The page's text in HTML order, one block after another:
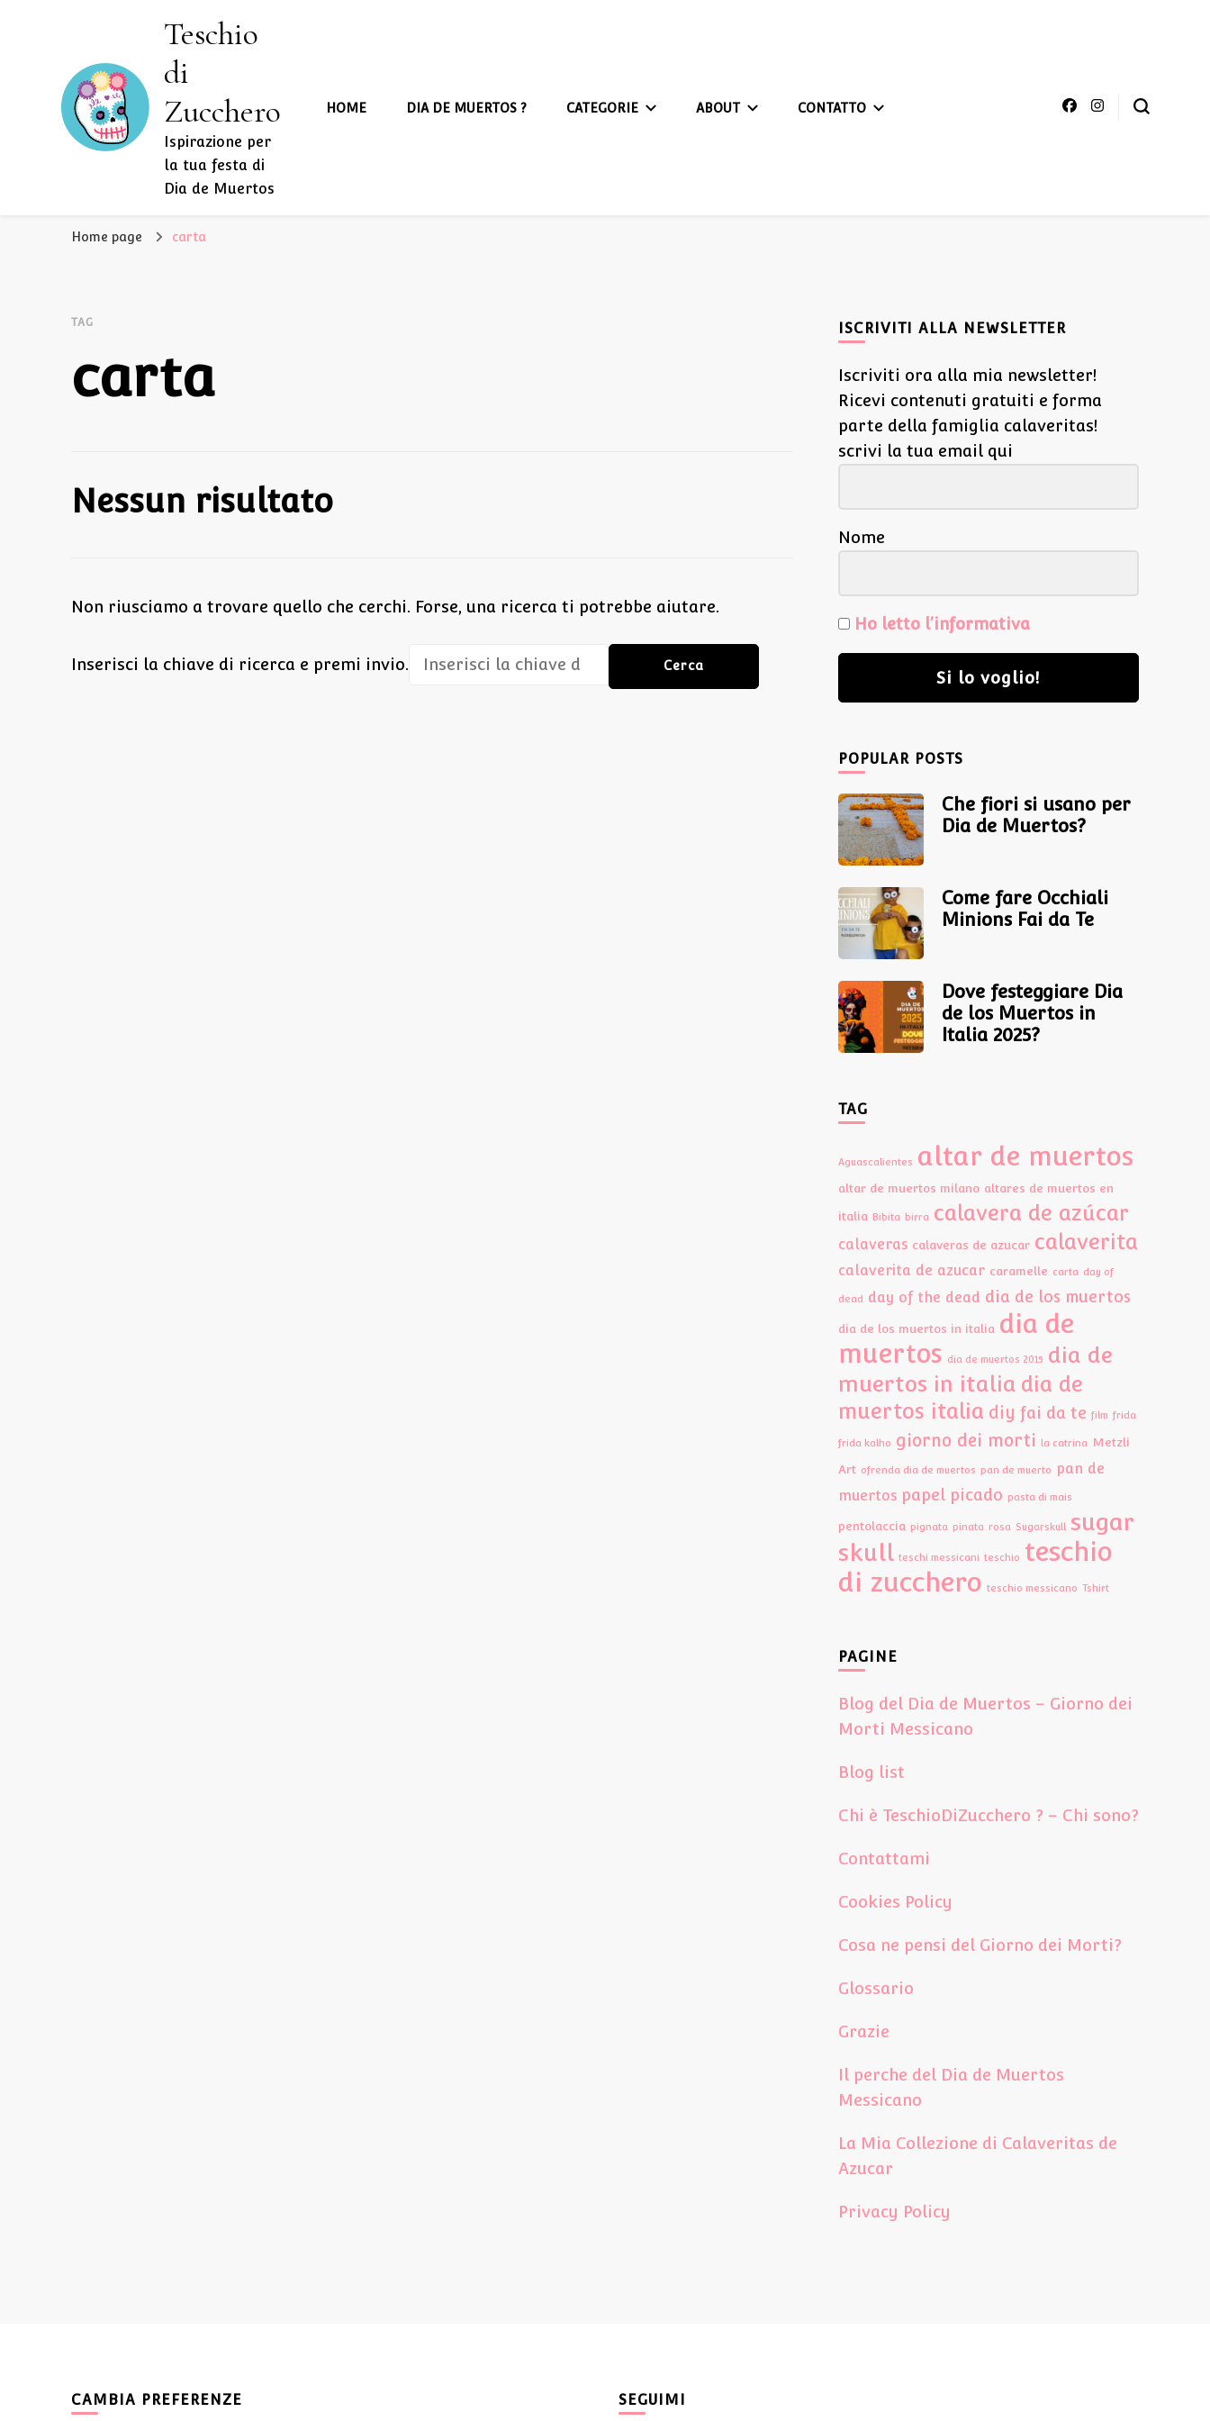
Teschio
di
Zucchero
Ispirazione per
la tua festa di
Dia de Muertos
HOME DIA DE MUERTOS ? CATEGORIE ABOUT CONTATTO
Home page carta
TAG
carta
Nessun risultato
Non riusciamo a trovare quello che cerchi. Forse, una ricerca ti potrebbe aiutare.
Cerchi
Inserisci la chiave di ricerca e premi invio.
ISCRIVITI ALLA NEWSLETTER
Iscriviti ora alla mia newsletter!
Ricevi contenuti gratuiti e forma
parte della famiglia calaveritas!
scrivi la tua email qui
Nome
Ho letto l’informativa
Si lo voglio!
POPULAR POSTS
Che fiori si usano per
Dia de Muertos?
Come fare Occhiali
Minions Fai da Te
Dove festeggiare Dia
de los Muertos in
Italia 2025?
TAG
Aguascalientes altar de muertos
altar de muertos milano altares de muertos en
italia Bibita birra calavera de azúcar
calaveras calaveras de azucar calaverita
calaverita de azucar caramelle carta day of
dead day of the dead dia de los muertos
dia de los muertos in italia dia de
muertos dia de muertos 2015 dia de
muertos in italia dia de
muertos italia diy fai da te film frida
frida kalho giorno dei morti la catrina
Metzli
Art ofrenda dia de muertos pan de muerto
pan de
muertos papel picado pasta di mais
pentolaccia pignata pinata rosa Sugarskull sugar
skull teschi messicani teschio teschio
di zucchero teschio messicano Tshirt
PAGINE
Blog del Dia de Muertos – Giorno dei
Morti Messicano
Blog list
Chi è TeschioDiZucchero ? – Chi sono?
Contattami
Cookies Policy
Cosa ne pensi del Giorno dei Morti?
Glossario
Grazie
Il perche del Dia de Muertos
Messicano
La Mia Collezione di Calaveritas de
Azucar
Privacy Policy
CAMBIA PREFERENZE SEGUIMI